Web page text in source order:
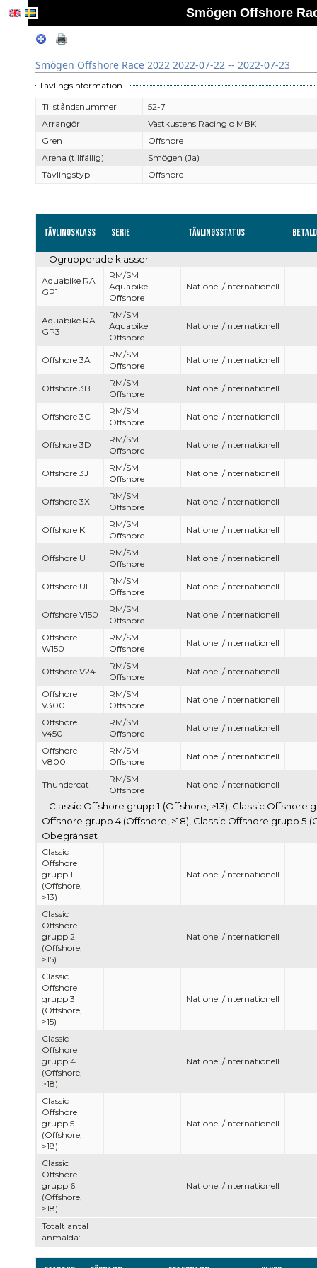
Smögen Offshore
Smögen Offshore Race 2022 2022-07-22 -- 2022-07-23
Tävlingsinformation
Tillståndsnummer
52-7
Arrangör
Västkustens Racing o MBK
Gren
Offshore
Arena (tillfällig)
Smögen (Ja)
Tävlingstyp
Offshore
Tävlingsklass Serie Tävlingsstatus
Totalt antal
anmälda:
Ogrupperade klasser
Aquabike RA
GP1
RM/SM
Aquabike
Offshore
Nationell/Internationell
Aquabike RA
GP3
RM/SM
Aquabike
Offshore
Nationell/Internationell
Offshore 3A
RM/SM
Offshore
Nationell/Internationell
Offshore 3B
RM/SM
Offshore
Nationell/Internationell
Offshore 3C
RM/SM
Offshore
Nationell/Internationell
Offshore 3D
RM/SM
Offshore
Nationell/Internationell
Offshore 3J
RM/SM
Offshore
Nationell/Internationell
Offshore 3X
RM/SM
Offshore
Nationell/Internationell
Offshore K
RM/SM
Offshore
Nationell/Internationell
Offshore U
RM/SM
Offshore
Nationell/Internationell
Offshore UL
RM/SM
Offshore
Nationell/Internationell
Offshore V150
RM/SM
Offshore
Nationell/Internationell
Offshore
W150
RM/SM
Offshore
Nationell/Internationell
Offshore V24
RM/SM
Offshore
Nationell/Internationell
Offshore
V300
RM/SM
Offshore
Nationell/Internationell
Offshore
V450
RM/SM
Offshore
Nationell/Internationell
Offshore
V800
RM/SM
Offshore
Nationell/Internationell
Thundercat
RM/SM
Offshore
Nationell/Internationell
Classic Offshore grupp 1 (Offshore, >13), Classic Offshore
Offshore grupp 4 (Offshore, >18), Classic Offshore grupp 5
Obegränsat
Classic
Offshore
grupp 1
(Offshore,
>13)
Nationell/Internationell
Classic
Offshore
grupp 2
(Offshore,
>15)
Nationell/Internationell
Classic
Offshore
grupp 3
(Offshore,
>15)
Nationell/Internationell
Classic
Offshore
grupp 4
(Offshore,
>18)
Nationell/Internationell
Classic
Offshore
grupp 5
(Offshore,
>18)
Nationell/Internationell
Classic
Offshore
grupp 6
(Offshore,
>18)
Nationell/Internationell